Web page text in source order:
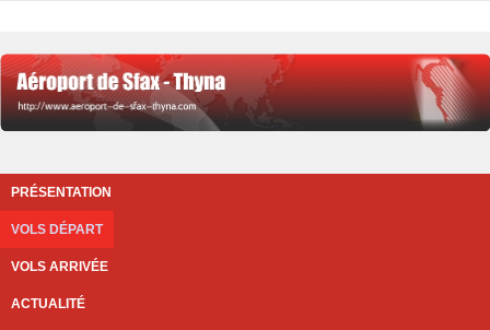
PRÉSENTATION
VOLS DÉPART
VOLS ARRIVÉE
ACTUALITÉ